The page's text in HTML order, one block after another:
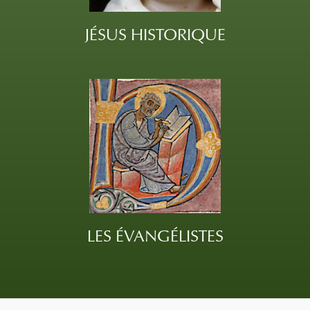
JÉSUS HISTORIQUE
LES ÉVANGÉLISTES